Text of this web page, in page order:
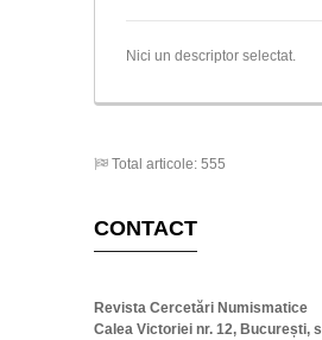
Nici un descriptor selectat.
Total articole: 555
CONTACT
Revista Cercetări Numismatice
Calea Victoriei nr. 12, București,